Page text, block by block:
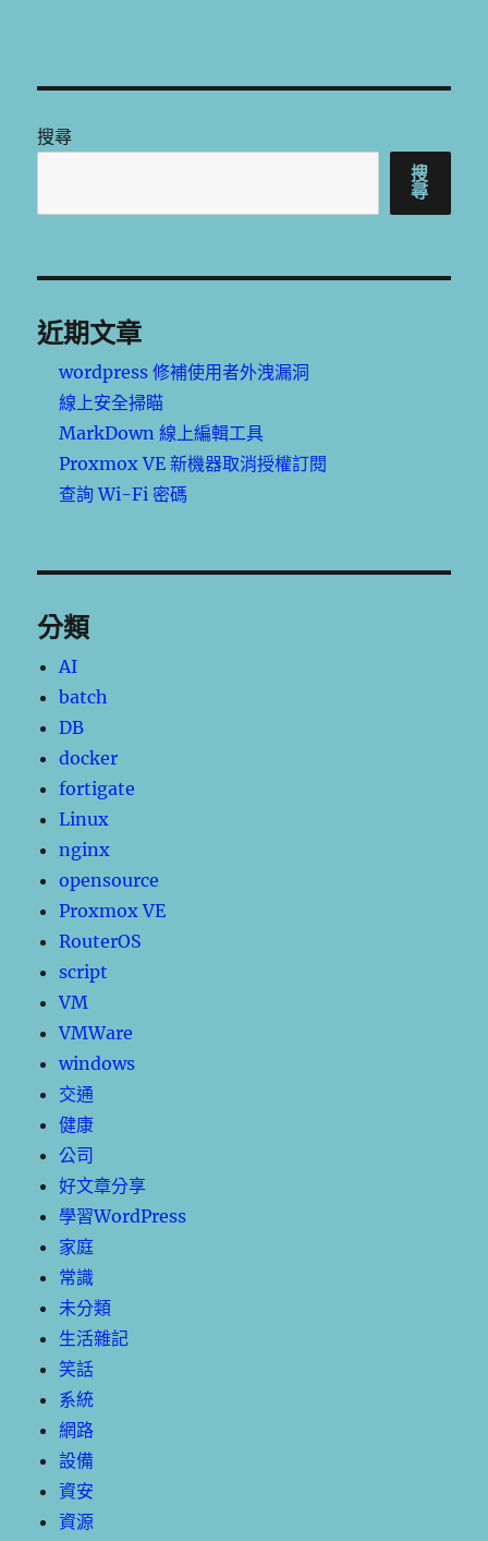
搜尋
搜
尋
近期文章
wordpress 修補使用者外洩漏洞
線上安全掃瞄
MarkDown 線上編輯工具
Proxmox VE 新機器取消授權訂閱
查詢 Wi-Fi 密碼
分類
AI
batch
DB
docker
fortigate
Linux
nginx
opensource
Proxmox VE
RouterOS
script
VM
VMWare
windows
交通
健康
公司
好文章分享
學習WordPress
家庭
常識
未分類
生活雜記
笑話
系統
網路
設備
資安
資源